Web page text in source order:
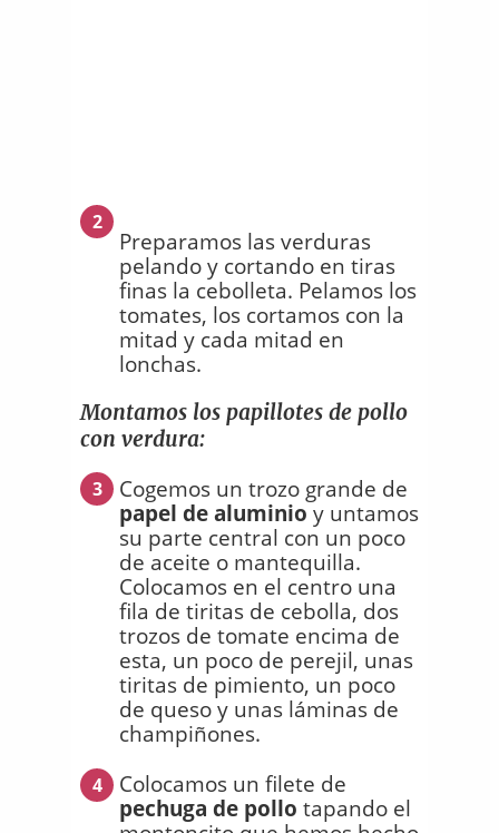
2
Preparamos las verduras
pelando y cortando en tiras
finas la cebolleta. Pelamos los
tomates, los cortamos con la
mitad y cada mitad en
lonchas.
Montamos los papillotes de pollo
con verdura:
3
Cogemos un trozo grande de
papel de aluminio y untamos
su parte central con un poco
de aceite o mantequilla.
Colocamos en el centro una
fila de tiritas de cebolla, dos
trozos de tomate encima de
esta, un poco de perejil, unas
tiritas de pimiento, un poco
de queso y unas láminas de
champiñones.
4
Colocamos un filete de
pechuga de pollo tapando el